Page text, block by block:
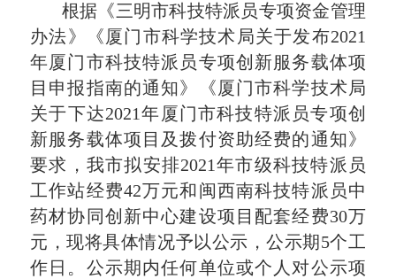
根据《三明市科技特派员专项资金管理
办法》《厦门市科学技术局关于发布2021
年厦门市科技特派员专项创新服务载体项
目申报指南的通知》《厦门市科学技术局
关于下达2021年厦门市科技特派员专项创
新服务载体项目及拨付资助经费的通知》
要求， 我市拟安排2021年市级科技特派员
工作站经费42万元和闽西南科技特派员中
药材协同创新中心建设项目配套经费30万
元 ，现将具体情况予以公示，公示期5个工
作日。公示期内任何单位或个人对公示项